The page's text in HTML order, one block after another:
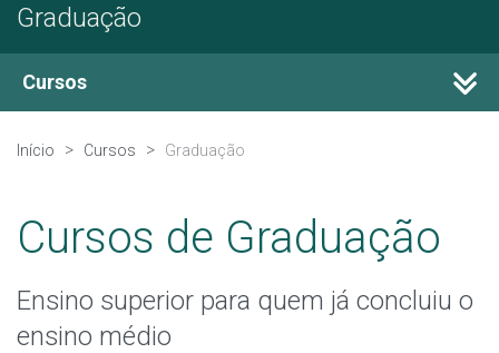
Graduação
Cursos
Técnicos Integrados
Qualificação Profissional e Idiomas
Educação de Jovens e Adultos
Início Cursos Graduação
Cursos de Graduação
Ensino superior para quem já concluiu o
ensino médio